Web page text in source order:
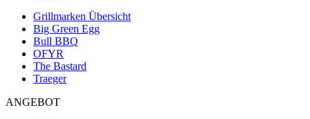
Grillmarken Übersicht
Big Green Egg
Bull BBQ
OFYR
The Bastard
Traeger
ANGEBOT